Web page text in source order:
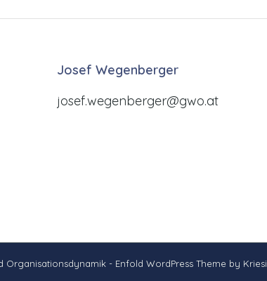
Josef Wegenberger
josef.wegenberger@gwo.at
Organisationsdynamik - Enfold WordPress Theme by Kriesi